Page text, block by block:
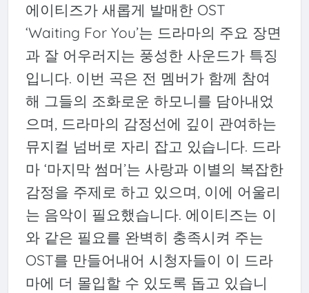
에이티즈가 새롭게 발매한 OST
‘Waiting For You’는 드라마의 주요 장면
과 잘 어우러지는 풍성한 사운드가 특징
입니다. 이번 곡은 전 멤버가 함께 참여
해 그들의 조화로운 하모니를 담아내었
으며, 드라마의 감정선에 깊이 관여하는
뮤지컬 넘버로 자리 잡고 있습니다. 드라
마 ‘마지막 썸머’는 사랑과 이별의 복잡한
감정을 주제로 하고 있으며, 이에 어울리
는 음악이 필요했습니다. 에이티즈는 이
와 같은 필요를 완벽히 충족시켜 주는
OST를 만들어내어 시청자들이 이 드라
마에 더 몰입할 수 있도록 돕고 있습니